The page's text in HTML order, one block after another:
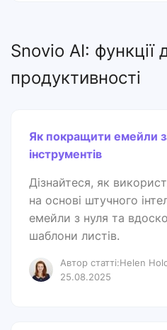
Snovio AI: функції
продуктивності
Як покращити емейли
інструментів
Дізнайтеся, як
на основі штучного
емейли з нуля та
шаблони листів.
Автор статті:Helen
25.08.2025